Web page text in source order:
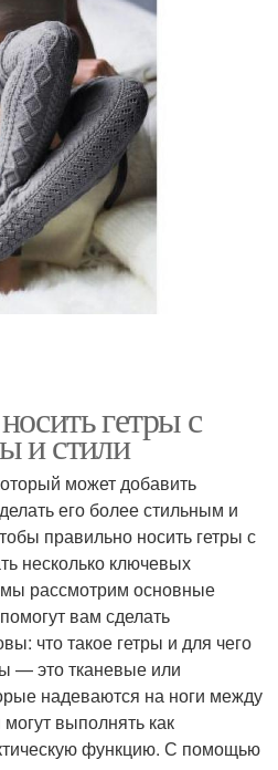
гетры с
и стили
может добавить
его более стильным и
правильно носить гетры с
несколько ключевых
рассмотрим основные
вам сделать
что такое гетры и для чего
— это тканевые или
надеваются на ноги между
выполнять как
функцию. С помощью